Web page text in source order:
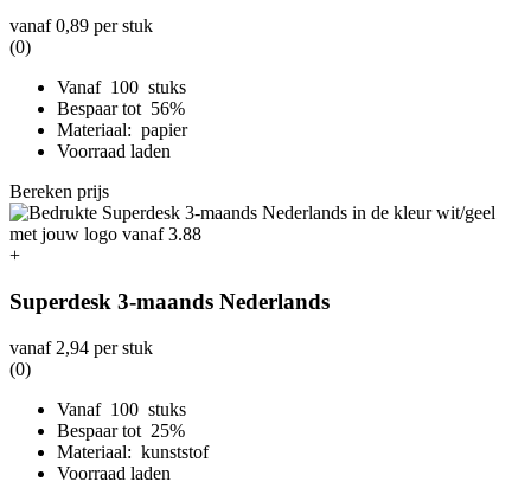
vanaf0,89 per stuk
(0)
Vanaf 100 stuks
Bespaar tot 56%
Materiaal: papier
Voorraad laden
Bereken prijs
+
Superdesk 3-maands Nederlands
vanaf 2,94 per stuk
(0)
Vanaf 100 stuks
Bespaar tot 25%
Materiaal: kunststof
Voorraad laden